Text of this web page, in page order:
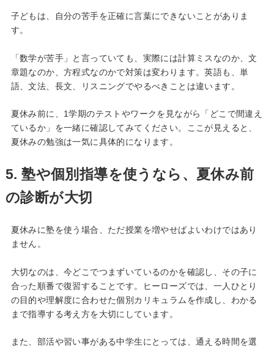
子どもは、自分の苦手を正確に言葉にできないことがありま
す。
「数学が苦手」と言っていても、実際には計算ミスなのか、文
章題なのか、方程式なのかで対策は変わります。英語も、単
語、文法、長文、リスニングでやるべきことは違います。
夏休み前に、1学期のテストやワークを見ながら「どこで間違え
ているか」を一緒に確認してみてください。ここが見えると、
夏休みの勉強は一気に具体的になります。
5. 塾や個別指導を使うなら、夏休み前
の診断が大切
夏休みに塾を使う場合、ただ授業を増やせばよいわけではあり
ません。
大切なのは、今どこでつまずいているのかを確認し、その子に
合った順番で復習することです。ヒーローズでは、一人ひとり
の目的や理解度に合わせた個別カリキュラムを作成し、わかる
まで指導する考え方を大切にしています。
また、部活や習い事がある中学生にとっては、通える時間を選